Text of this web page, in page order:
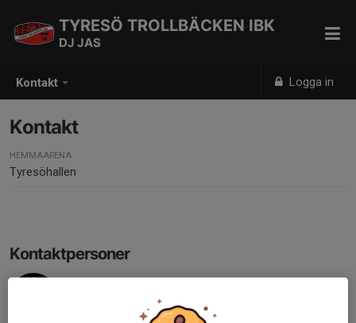
Kontakt Logga in
TYRESÖ TROLLBÄCKEN IBK
DJ JAS
Kontakt
HEMMAARENA
Tyresöhallen
Kontaktpersoner
Fredrik Netz